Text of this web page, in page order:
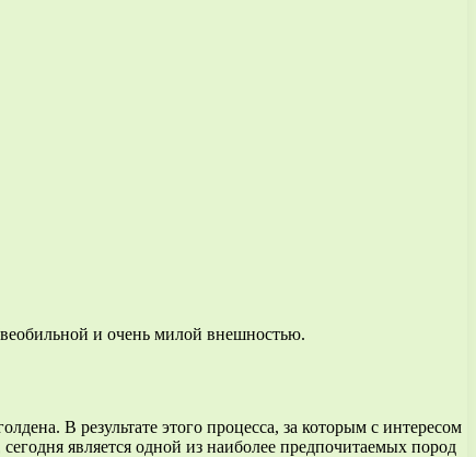
и очень милой внешностью.
В результате этого процесса, за которым с интересом
является одной из наиболее предпочитаемых пород